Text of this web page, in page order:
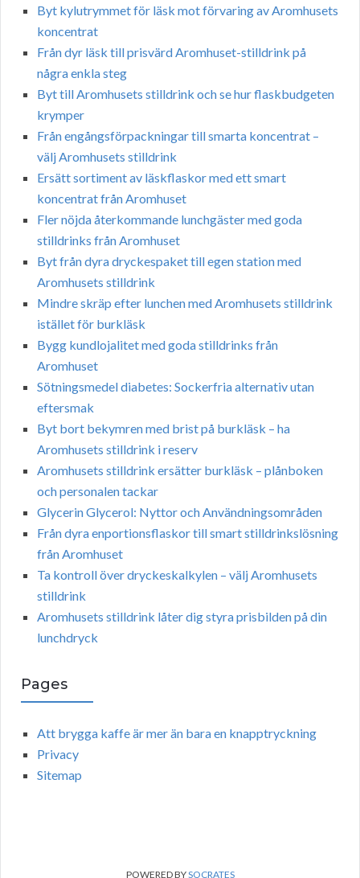
Byt kylutrymmet för läsk mot förvaring av Aromhusets
koncentrat
Från dyr läsk till prisvärd Aromhuset-stilldrink på
några enkla steg
Byt till Aromhusets stilldrink och se hur flaskbudgeten
krymper
Från engångsförpackningar till smarta koncentrat –
välj Aromhusets stilldrink
Ersätt sortiment av läskflaskor med ett smart
koncentrat från Aromhuset
Fler nöjda återkommande lunchgäster med goda
stilldrinks från Aromhuset
Byt från dyra dryckespaket till egen station med
Aromhusets stilldrink
Mindre skräp efter lunchen med Aromhusets stilldrink
istället för burkläsk
Bygg kundlojalitet med goda stilldrinks från
Aromhuset
Sötningsmedel diabetes: Sockerfria alternativ utan
eftersmak
Byt bort bekymren med brist på burkläsk – ha
Aromhusets stilldrink i reserv
Aromhusets stilldrink ersätter burkläsk – plånboken
och personalen tackar
Glycerin Glycerol: Nyttor och Användningsområden
Från dyra enportionsflaskor till smart stilldrinkslösning
från Aromhuset
Ta kontroll över dryckeskalkylen – välj Aromhusets
stilldrink
Aromhusets stilldrink låter dig styra prisbilden på din
lunchdryck
Pages
Att brygga kaffe är mer än bara en knapptryckning
Privacy
Sitemap
POWERED BYSOCRATES